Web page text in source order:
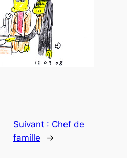
Suivant : Chef de
famille
→